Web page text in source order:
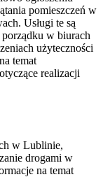
pomieszczeń w
Usługi te są
w biurach
użyteczności
temat
realizacji
w Lublinie,
drogami w
na temat